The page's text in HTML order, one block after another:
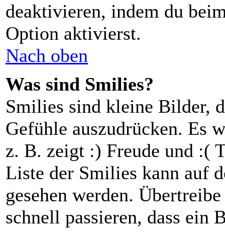
deaktivieren, indem du
Option aktivierst.
Nach oben
Was sind Smilies?
Smilies sind kleine Bilder,
Gefühle auszudrücken. Es
z. B. zeigt :) Freude und :(
Liste der Smilies kann auf
gesehen werden.
schnell passieren, dass ein